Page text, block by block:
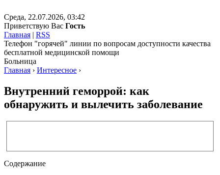
Среда, 22.07.2026, 03:42
Приветствую Вас Гость
Главная | RSS
Телефон "горячей" линии по вопросам доступности качества
бесплатной медицинской помощи
Больница
Главная › Интересное ›
Внутренний геморрой: как
обнаружить и вылечить заболевание
Содержание